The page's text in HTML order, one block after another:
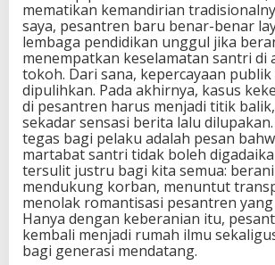
mematikan kemandirian
saya, pesantren baru benar-benar
lembaga pendidikan unggul jika
menempatkan keselamatan santri di
tokoh. Dari sana, kepercayaan publik
dipulihkan. Pada akhirnya, kasus
di pesantren harus menjadi titik
sekadar sensasi berita lalu
tegas bagi pelaku adalah pesan
martabat santri tidak boleh
tersulit justru bagi kita semua:
mendukung korban, menuntut
menolak romantisasi pesantren
Hanya dengan keberanian itu,
kembali menjadi rumah ilmu
bagi generasi mendatang.